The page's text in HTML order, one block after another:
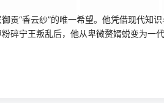
贡“香云纱”的唯一希望。他凭借现代知
碎宁王叛乱后，他从卑微赘婿蜕变为一代